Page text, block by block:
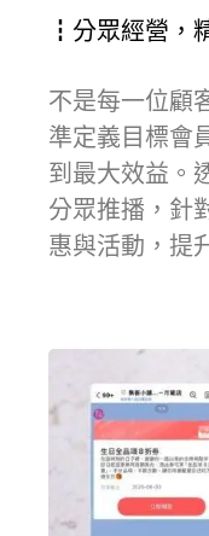
┇分眾經營，
不是每一位顧
準定義目標會
到最大效益。
分眾推播，針
惠與活動，提